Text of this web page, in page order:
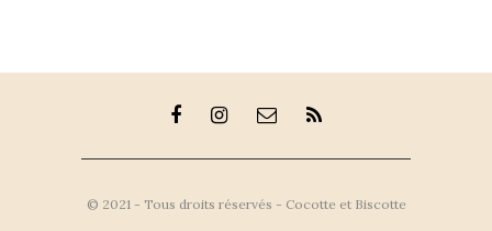
© 2021 - Tous droits réservés - Cocotte et Biscotte